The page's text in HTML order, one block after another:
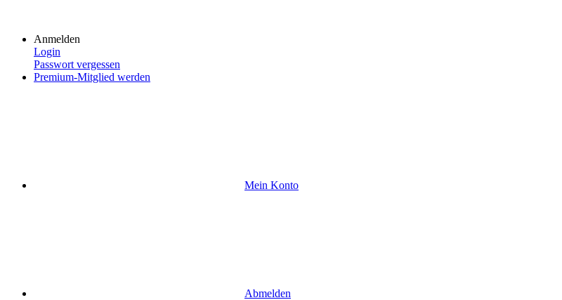
Anmelden
Login
Passwort vergessen
Premium-Mitglied werden
Mein Konto
Abmelden